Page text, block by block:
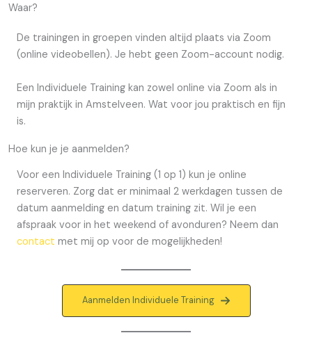
Waar?
De trainingen in groepen vinden altijd plaats via Zoom
(online videobellen). Je hebt geen Zoom-account nodig.
Een Individuele Training kan zowel online via Zoom als in
mijn praktijk in Amstelveen. Wat voor jou praktisch en fijn
is.
Hoe kun je je aanmelden?
Voor een Individuele Training (1 op 1) kun je online
reserveren. Zorg dat er minimaal 2 werkdagen tussen de
datum aanmelding en datum training zit. Wil je een
afspraak voor in het weekend of avonduren? Neem dan
contact met mij op voor de mogelijkheden!
Aanmelden Individuele Training